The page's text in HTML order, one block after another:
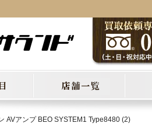
AVアンプ BEO SYSTEM1 Type8480 (2)